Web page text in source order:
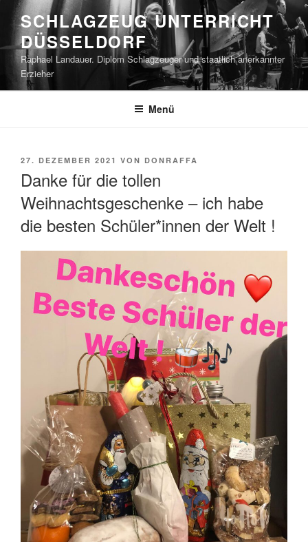
Zum
Inhalt
springen
SCHLAGZEUG UNTERRICHT
DÜSSELDORF
Raphael Landauer. Diplom Schlagzeuger und staatlich anerkannter
Erzieher
Menü
VERÖFFENTLICHT
27. DEZEMBER 2021 VON DONRAFFA
Danke für die tollen
Weihnachtsgeschenke – ich habe
die besten Schüler*innen der Welt !